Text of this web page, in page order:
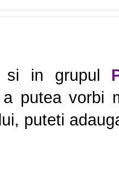
si in grupul
a putea vorbi
puteti